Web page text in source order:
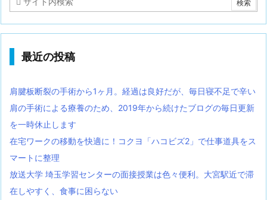
最近の投稿
肩腱板断裂の手術から1ヶ月。経過は良好だが、毎日寝不足で辛い
肩の手術による療養のため、2019年から続けたブログの毎日更新
を一時休止します
在宅ワークの移動を快適に！コクヨ「ハコビズ2」で仕事道具をス
マートに整理
放送大学 埼玉学習センターの面接授業は色々便利。大宮駅近で滞
在しやすく、食事に困らない